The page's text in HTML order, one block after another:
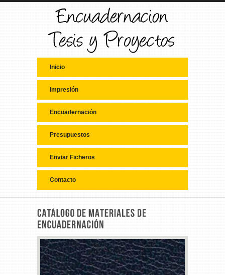
Inicio
Impresión
Encuadernación
Presupuestos
Enviar Ficheros
Contacto